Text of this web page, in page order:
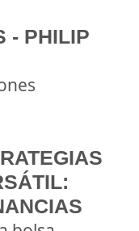
- PHILIP